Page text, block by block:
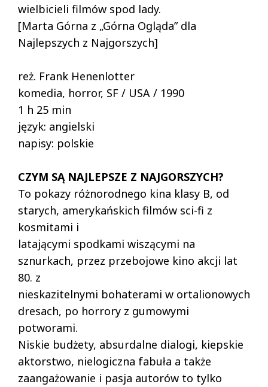
wielbicieli filmów spod lady.
[Marta Górna z „Górna Ogląda” dla
Najlepszych z Najgorszych]
reż. Frank Henenlotter
komedia, horror, SF / USA / 1990
1 h 25 min
język: angielski
napisy: polskie
CZYM SĄ NAJLEPSZE Z NAJGORSZYCH?
To pokazy różnorodnego kina klasy B, od
starych, amerykańskich filmów sci-fi z
kosmitami i
latającymi spodkami wiszącymi na
sznurkach, przez przebojowe kino akcji lat
80. z
nieskazitelnymi bohaterami w ortalionowych
dresach, po horrory z gumowymi
potworami.
Niskie budżety, absurdalne dialogi, kiepskie
aktorstwo, nielogiczna fabuła a także
zaangażowanie i pasja autorów to tylko